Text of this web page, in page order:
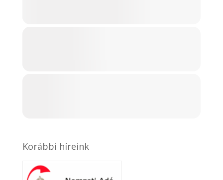
Korábbi híreink